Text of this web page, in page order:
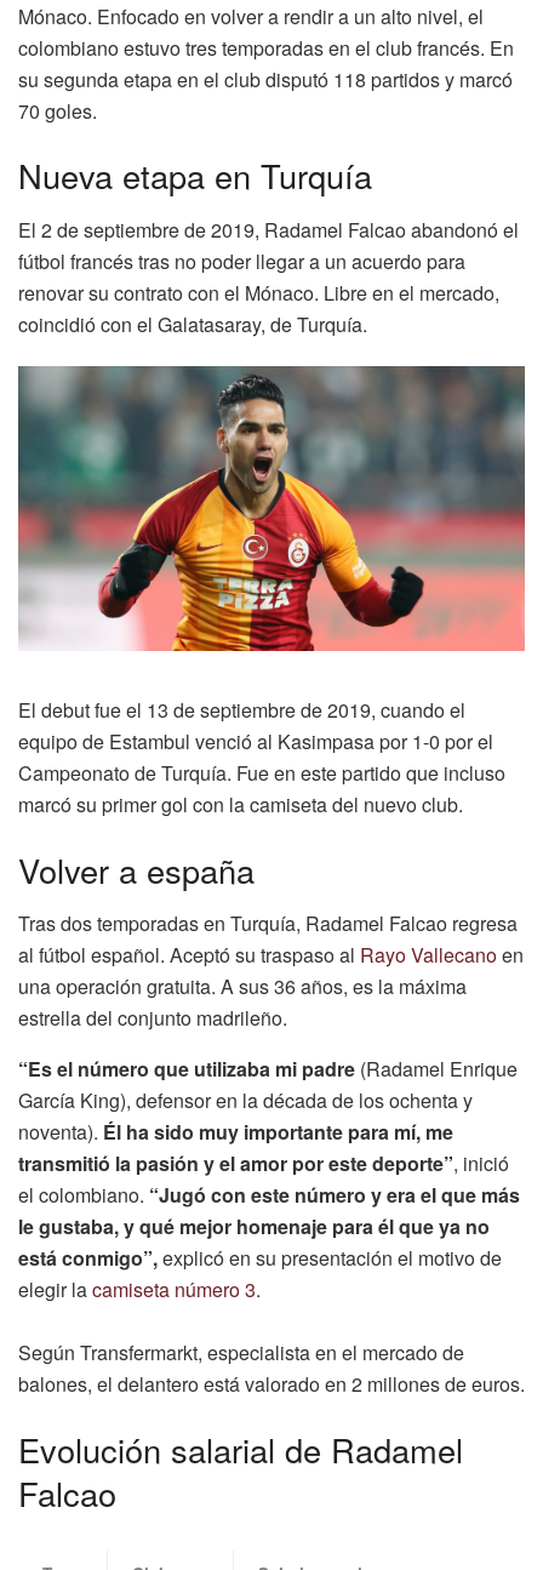
Mónaco. Enfocado en volver a rendir a un alto nivel, el
colombiano estuvo tres temporadas en el club francés. En
su segunda etapa en el club disputó 118 partidos y marcó
70 goles.
Nueva etapa en Turquía
El 2 de septiembre de 2019, Radamel Falcao abandonó el
fútbol francés tras no poder llegar a un acuerdo para
renovar su contrato con el Mónaco. Libre en el mercado,
coincidió con el Galatasaray, de Turquía.
El debut fue el 13 de septiembre de 2019, cuando el
equipo de Estambul venció al Kasimpasa por 1-0 por el
Campeonato de Turquía. Fue en este partido que incluso
marcó su primer gol con la camiseta del nuevo club.
Volver a españa
Tras dos temporadas en Turquía, Radamel Falcao regresa
al fútbol español. Aceptó su traspaso al Rayo Vallecanoen
una operación gratuita. A sus 36 años, es la máxima
estrella del conjunto madrileño.
“Es el número que utilizaba mi padre (Radamel Enrique
García King), defensor en la década de los ochenta y
noventa). Él ha sido muy importante para mí, me
transmitió la pasión y el amor por este deporte”, inició
el colombiano. “Jugó con este número y era el que más
le gustaba, y qué mejor homenaje para él que ya no
está conmigo”,explicó en su presentación el motivo de
elegir lacamiseta número 3.
Según Transfermarkt, especialista en el mercado de
balones, el delantero está valorado en 2 millones de euros.
Evolución salarial de Radamel
Falcao